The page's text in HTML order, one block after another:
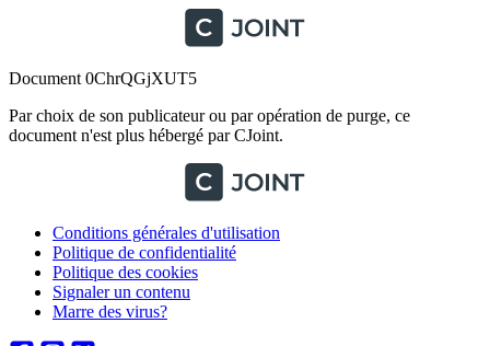
Document 0ChrQGjXUT5
Par choix de son publicateur ou par opération de purge, ce
document n'est plus hébergé par CJoint.
Conditions générales d'utilisation
Politique de confidentialité
Politique des cookies
Signaler un contenu
Marre des virus?